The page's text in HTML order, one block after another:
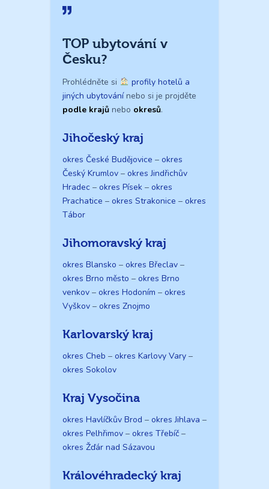
TOP ubytování v
Česku?
Prohlédněte si
profily hotelů a
jiných ubytovánínebo si je projděte
podle krajů nebo okresů.
Jihočeský kraj
okres České Budějovice – okres
Český Krumlov – okres Jindřichův
Hradec – okres Písek – okres
Prachatice – okres Strakonice – okres
Tábor
Jihomoravský kraj
okres Blansko – okres Břeclav –
okres Brno město – okres Brno
venkov – okres Hodoním – okres
Vyškov – okres Znojmo
Karlovarský kraj
okres Cheb – okres Karlovy Vary –
okres Sokolov
Kraj Vysočina
okres Havlíčkův Brod – okres Jihlava –
okres Pelhřimov – okres Třebíč –
okres Žďár nad Sázavou
Královéhradecký kraj